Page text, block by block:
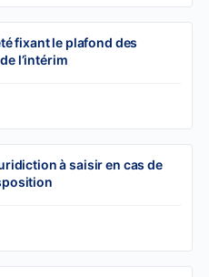
fixant le plafond des
l’intérim
à saisir en cas de